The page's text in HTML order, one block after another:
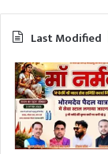
Last Modified